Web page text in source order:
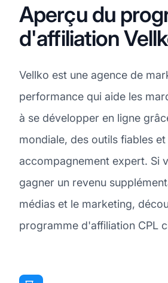
Aperçu du
d'affiliation
Vellko est une agence de
performance qui aide les
à se développer en ligne
mondiale, des outils fiables et
accompagnement expert. Si
gagner un revenu
médias et le marketing,
programme d'affiliation CPL